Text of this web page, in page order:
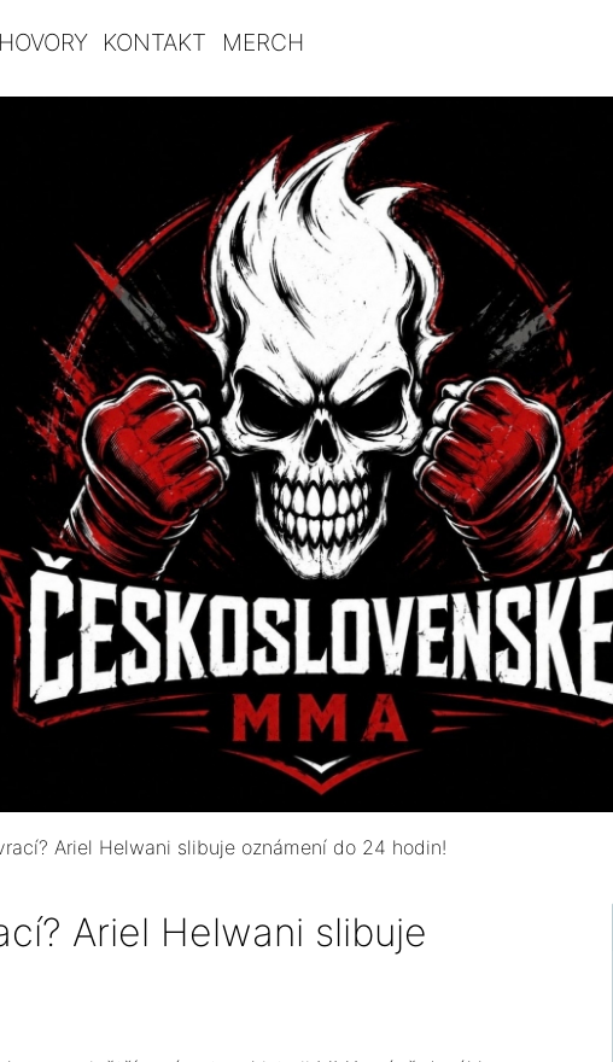
KONTAKT MERCH
Ariel Helwani slibuje oznámení do 24 hodin!
Ariel Helwani slibuje